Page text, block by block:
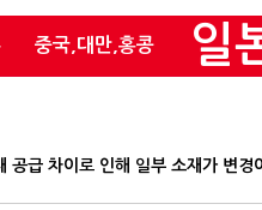
중국,대만,홍콩 일
공급 차이로 인해 일부 소재가 변경